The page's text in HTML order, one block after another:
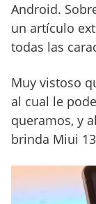
Android.
un artículo
todas las
Muy vistoso
al cual le
queramos, y
brinda Miui